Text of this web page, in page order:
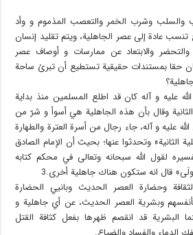
والسلب وشرب الخمر والتعصب المذموم و وأد
تنسب عادة إلى عصر الجاهلية، ويتم تقليد إنسان
والتحضر والابتعاد عن ممارسات و أوصاف عصر
حقا بمستندات حقيقية تستطيع أن تبرئ ساحة
علیه و آله كان قد اطلع المسلمين منذ بداية
الثانية وقال بأن هذه الجاهلية هي أسوأ و شرّ من
علیه و آله، جاء رجال من أسرة العترة والطهارة
الثانية» وتحدثوا عنها؛ بحيث أن الإمام الصادق
لقول الله سبحانه وتعالى في محكم كتابه
قال انه ستكون هناك جاهلية أخرى.3
وحضارة العصر الحديث وبانيي الحضارة
بأنفسهم وبشرية العصر الحديث، عن أي جاهلية و
البشرية قد انقصم ظهرها بفعل كثافة القتل